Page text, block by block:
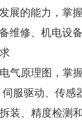
展的能力，掌
维修、机电设
气原理图，掌
服驱动、传感
装、精度检测